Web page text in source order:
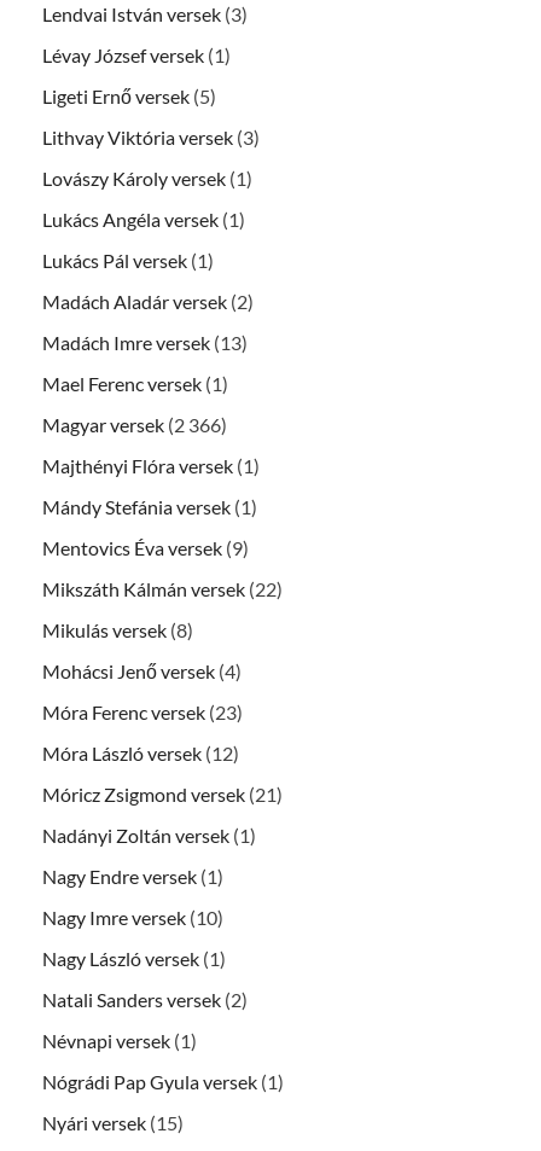
Lendvai István versek (3)
Lévay József versek (1)
Ligeti Ernő versek (5)
Lithvay Viktória versek (3)
Lovászy Károly versek (1)
Lukács Angéla versek (1)
Lukács Pál versek (1)
Madách Aladár versek (2)
Madách Imre versek (13)
Mael Ferenc versek (1)
Magyar versek (2 366)
Majthényi Flóra versek (1)
Mándy Stefánia versek (1)
Mentovics Éva versek (9)
Mikszáth Kálmán versek (22)
Mikulás versek (8)
Mohácsi Jenő versek (4)
Móra Ferenc versek (23)
Móra László versek (12)
Móricz Zsigmond versek (21)
Nadányi Zoltán versek (1)
Nagy Endre versek (1)
Nagy Imre versek (10)
Nagy László versek (1)
Natali Sanders versek (2)
Névnapi versek (1)
Nógrádi Pap Gyula versek (1)
Nyári versek (15)